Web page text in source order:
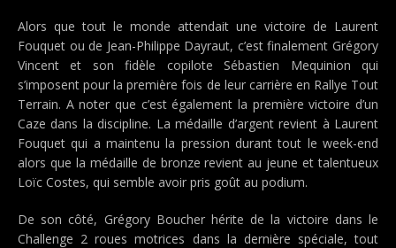
Alors que tout le monde attendait une victoire de Laurent
Fouquet ou de Jean-Philippe Dayraut, c’est finalement Grégory
Vincent et son fidèle copilote Sébastien Mequinion qui
s’imposent pour la première fois de leur carrière en Rallye Tout
Terrain. A noter que c’est également la première victoire d’un
Caze dans la discipline. La médaille d’argent revient à Laurent
Fouquet qui a maintenu la pression durant tout le week-end
alors que la médaille de bronze revient au jeune et talentueux
Loïc Costes, qui semble avoir pris goût au podium.
De son côté, Grégory Boucher hérite de la victoire dans le
Challenge 2 roues motrices dans la dernière spéciale, tout